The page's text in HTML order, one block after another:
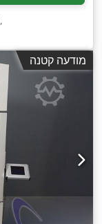
,
מודעה קטנה